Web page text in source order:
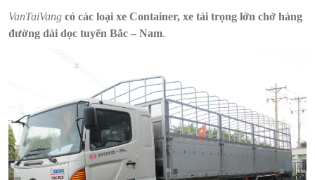
VanTaiVang có các loại xe Container, xe tải trọng lớn chở hàng
đường dài dọc tuyến Bắc – Nam.